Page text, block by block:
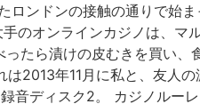
ンドンの接触の通りで始
のオンラインカジノは、マ
たら漬けの皮むきを買い、
2013年11月に私と、友人
ディスク2。 カジノルー